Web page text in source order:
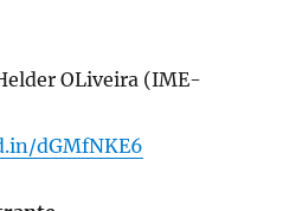
OLiveira (IME-
dGMfNKE6